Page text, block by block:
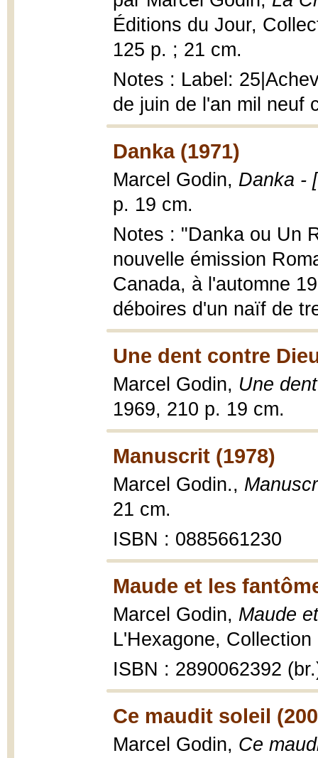
Éditions du Jour,
125 p. ; 21 cm.
Notes : Label:
de juin de l'an mil neuf
Danka (1971)
Marcel Godin, Danka -
p. 19 cm.
Notes : "Danka ou Un
nouvelle émission
Canada, à l'automne
déboires d'un naïf de
Une dent contre
Marcel Godin, Une
1969, 210 p. 19 cm.
Manuscrit (1978)
Marcel Godin.,
21 cm.
ISBN : 0885661230
Maude et les
Marcel Godin, Maude
L'Hexagone,
ISBN : 2890062392
Ce maudit soleil
Marcel Godin, Ce